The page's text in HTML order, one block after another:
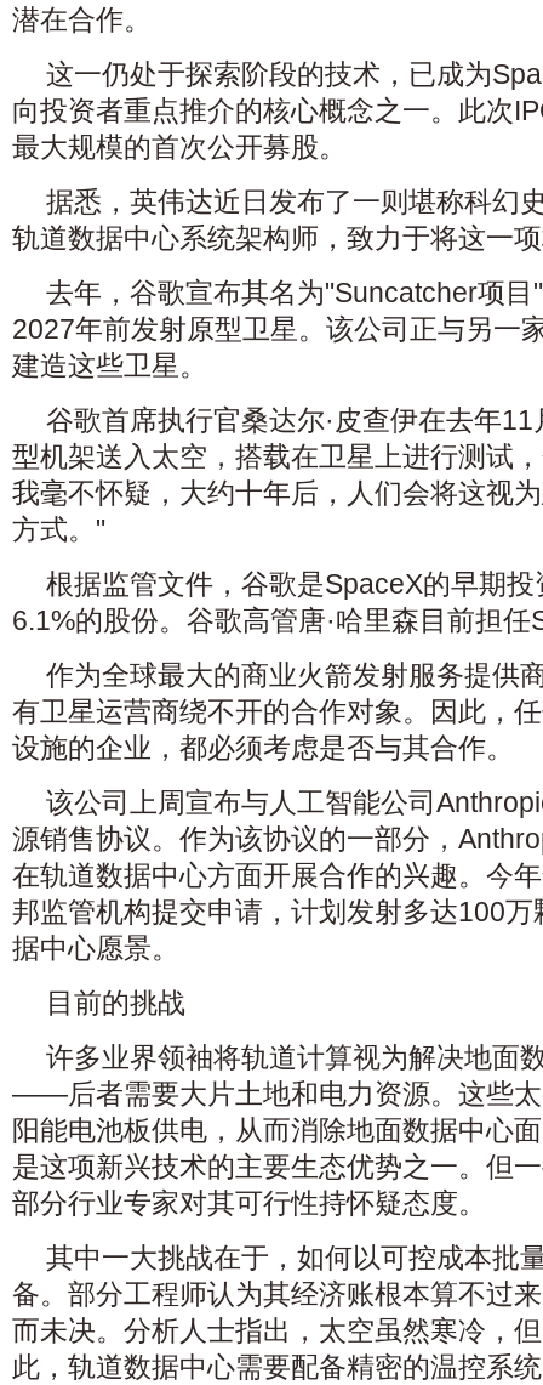
潜在合作。
这一仍处于探索阶段的技术，已成为
向投资者重点推介的核心概念之一。此次
最大规模的首次公开募股。
据悉，英伟达近日发布了一则堪称科幻
轨道数据中心系统架构师，致力于将这一
去年，谷歌宣布其名为"Suncatcher项
2027年前发射原型卫星。该公司正与另一
建造这些卫星。
谷歌首席执行官桑达尔·皮查伊在去年
型机架送入太空，搭载在卫星上进行测试
我毫不怀疑，大约十年后，人们会将这视
方式。"
根据监管文件，谷歌是SpaceX的早期
6.1%的股份。谷歌高管唐·哈里森目前担
作为全球最大的商业火箭发射服务提供
有卫星运营商绕不开的合作对象。因此，
设施的企业，都必须考虑是否与其合作。
该公司上周宣布与人工智能公司
源销售协议。作为该协议的一部分，
在轨道数据中心方面开展合作的兴趣。今
邦监管机构提交申请，计划发射多达100
据中心愿景。
目前的挑战
许多业界领袖将轨道计算视为解决地面
——后者需要大片土地和电力资源。这些
阳能电池板供电，从而消除地面数据中心
是这项新兴技术的主要生态优势之一。但
部分行业专家对其可行性持怀疑态度。
其中一大挑战在于，如何以可控成本批
备。部分工程师认为其经济账根本算不过
而未决。分析人士指出，太空虽然寒冷，
此，轨道数据中心需要配备精密的温控系